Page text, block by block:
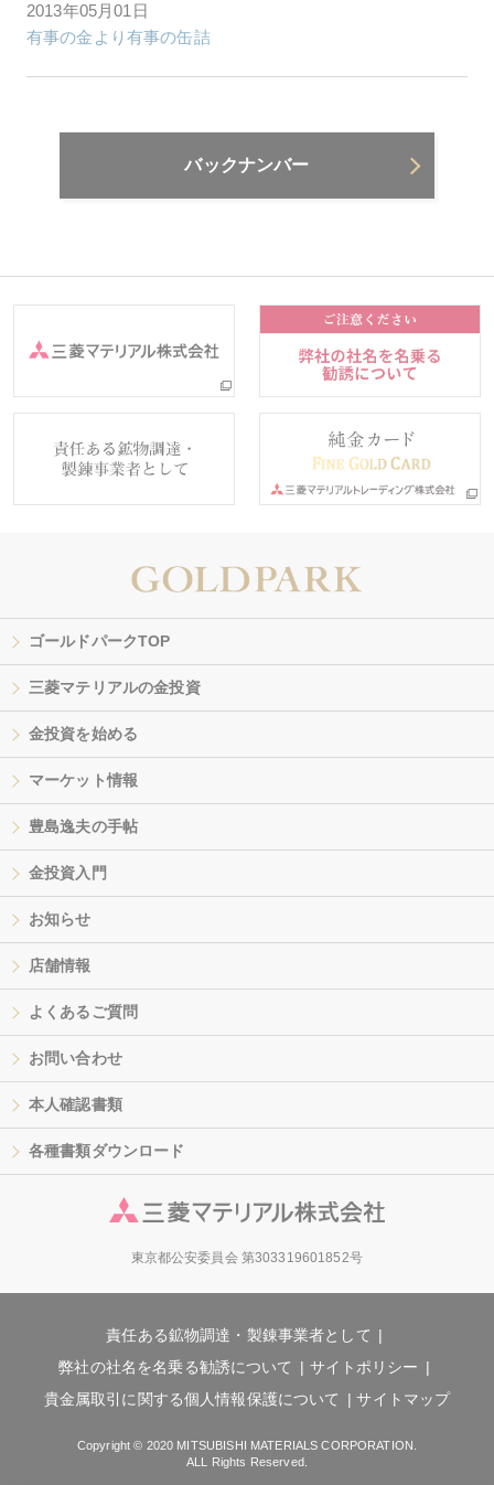
2013年05月01日
有事の金より有事の缶詰
バックナンバー
ゴールドパークTOP
三菱マテリアルの金投資
金投資を始める
マーケット情報
豊島逸夫の手帖
金投資入門
お知らせ
店舗情報
よくあるご質問
お問い合わせ
本人確認書類
各種書類ダウンロード
東京都公安委員会 第303319601852号
責任ある鉱物調達・製錬事業者として
弊社の社名を名乗る勧誘について
サイトポリシー
貴金属取引に関する個人情報保護について
サイトマップ
Copyright © 2020 MITSUBISHI MATERIALS CORPORATION.
ALL Rights Reserved.